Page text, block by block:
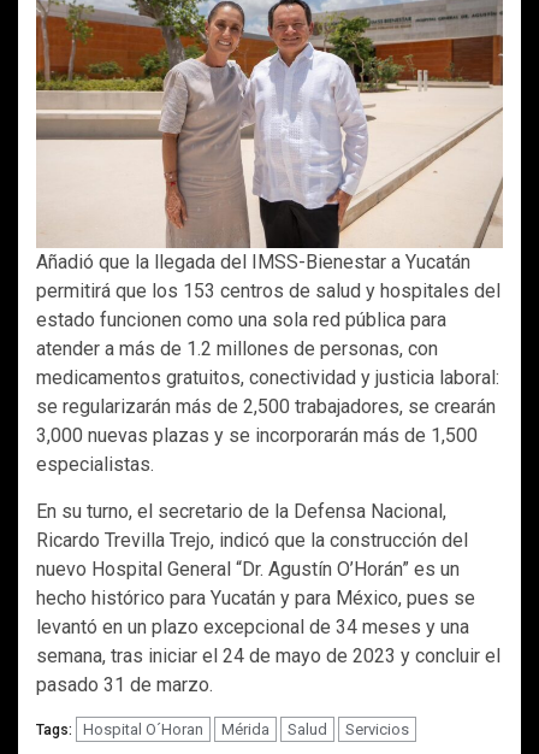
Añadió que la llegada del IMSS-Bienestar a Yucatán
permitirá que los 153 centros de salud y hospitales del
estado funcionen como una sola red pública para
atender a más de 1.2 millones de personas, con
medicamentos gratuitos, conectividad y justicia laboral:
se regularizarán más de 2,500 trabajadores, se crearán
3,000 nuevas plazas y se incorporarán más de 1,500
especialistas.
En su turno, el secretario de la Defensa Nacional,
Ricardo Trevilla Trejo, indicó que la construcción del
nuevo Hospital General “Dr. Agustín O’Horán” es un
hecho histórico para Yucatán y para México, pues se
levantó en un plazo excepcional de 34 meses y una
semana, tras iniciar el 24 de mayo de 2023 y concluir el
pasado 31 de marzo.
Tags: Hospital O´Horan Mérida Salud Servicios